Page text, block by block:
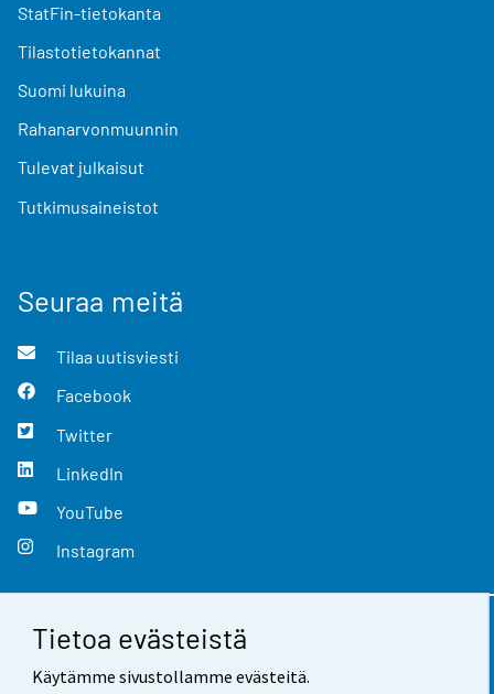
Tietoa evästeistä
Käytämme sivustollamme evästeitä.
StatFin-tietokanta
Tilastotietokannat
Suomi lukuina
Rahanarvonmuunnin
Tulevat julkaisut
Tutkimusaineistot
Seuraa meitä
Tilaa uutisviesti
Facebook
Twitter
LinkedIn
YouTube
Instagram
Yhteystiedot
Palaute